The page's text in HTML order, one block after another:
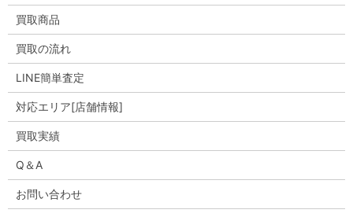
買取商品
買取の流れ
LINE簡単査定
対応エリア[店舗情報]
買取実績
Q＆A
お問い合わせ